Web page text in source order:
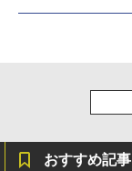
おすすめ記事